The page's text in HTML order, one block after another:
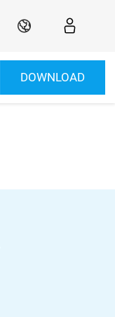
DE
DOWNLOAD